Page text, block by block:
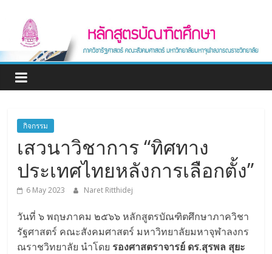
contentหลักสูตร
บัณฑิต
ศึกษา
ภาค
วิชา
รัฐศาสตร์
Graduate
program
Department
กิจกรรม
เสวนาวิชาการ “ทิศทาง
ประเทศไทยหลังการเลือกตั้ง”
6 May 2023 Naret Ritthidej
วันที่ ๖ พฤษภาคม ๒๕๖๖ หลักสูตรบัณฑิตศึกษาภาควิชา
รัฐศาสตร์ คณะสังคมศาสตร์ มหาวิทยาลัยมหาจุฬาลงกร
ณราชวิทยาลัย นำโดย รองศาสตราจารย์ ดร.สุรพล สุยะ